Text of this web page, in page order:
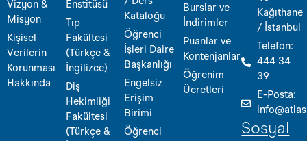
Vizyon &
Misyon
Kişisel
Verilerin
Korunması
Hakkında
Enstitüsü
Tıp
Fakültesi
(Türkçe &
İngilizce)
Diş
Hekimliği
Fakültesi
(Türkçe &
Kataloğu
Öğrenci
İşleri Daire
Başkanlığı
Engelsiz
Erişim
Birimi
Öğrenci
Burslar ve
İndirimler
Puanlar ve
Kontenjanlar
Öğrenim
Ücretleri
Kağıthane
/ İstanbul
Telefon:
444 34
39
E-Posta:
Sosyal